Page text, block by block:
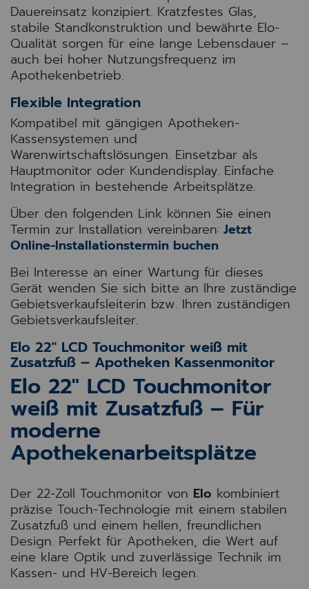
Dauereinsatz konzipiert. Kratzfestes Glas,
stabile Standkonstruktion und bewährte Elo-
Qualität sorgen für eine lange Lebensdauer –
auch bei hoher Nutzungsfrequenz im
Apothekenbetrieb.
Flexible Integration
Kompatibel mit gängigen Apotheken-
Kassensystemen und
Warenwirtschaftslösungen. Einsetzbar als
Hauptmonitor oder Kundendisplay. Einfache
Integration in bestehende Arbeitsplätze.
Über den folgenden Link können Sie einen
Termin zur Installation vereinbaren: Jetzt
Online-Installationstermin buchen
Bei Interesse an einer Wartung für dieses
Gerät wenden Sie sich bitte an Ihre zuständige
Gebietsverkaufsleiterin bzw. Ihren zuständigen
Gebietsverkaufsleiter.
Elo 22" LCD Touchmonitor weiß mit
Zusatzfuß – Apotheken Kassenmonitor
Elo 22" LCD Touchmonitor
weiß mit Zusatzfuß – Für
moderne
Apothekenarbeitsplätze
Der 22-Zoll Touchmonitor von Elo kombiniert
präzise Touch-Technologie mit einem stabilen
Zusatzfuß und einem hellen, freundlichen
Design. Perfekt für Apotheken, die Wert auf
eine klare Optik und zuverlässige Technik im
Kassen- und HV-Bereich legen.